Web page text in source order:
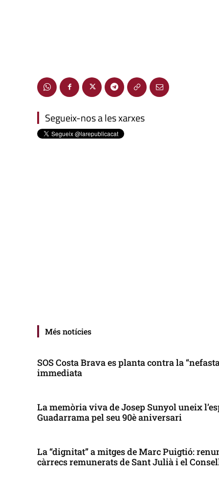
Segueix-nos a les xarxes
Més notícies
SOS Costa Brava es planta contra la
immediata
La memòria viva de Josep Sunyol uneix
Guadarrama pel seu 90è aniversari
La “dignitat” a mitges de Marc Puigtió:
càrrecs remunerats de Sant Julià i el